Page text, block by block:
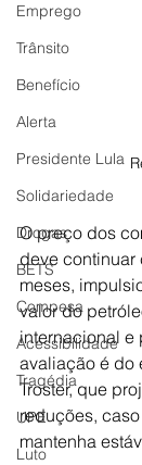
Emprego
Trânsito
Benefício
Alerta
Presidente Lula
Solidariedade
Drogas
BETS
Compesa
Acessibilidade
Tragédia
UPE
Luto
O preço dos
deve continuar
meses,
valor do
internacional e
avaliação é do
Troster, que
reduções,
mantenha